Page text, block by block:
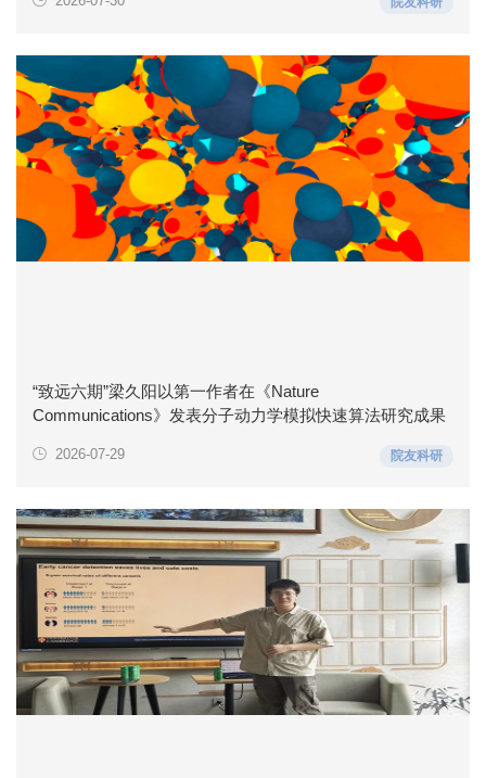
“致远六期”梁久阳以第一作者在《Nature
Communications》发表分子动力学模拟快速算法研究成果
2026-07-29 院友科研